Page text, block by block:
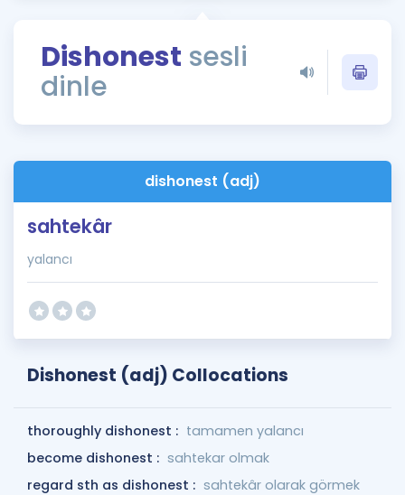
Rehberlik Aracı
ÖSYM Sınav Takvimi
İngilizce Gramer
Dishonest sesli
dinle
dishonest (adj)
sahtekâr
yalancı
Dishonest (adj) Collocations
thoroughly dishonest : tamamen yalancı
become dishonest : sahtekar olmak
regard sth as dishonest : sahtekâr olarak görmek